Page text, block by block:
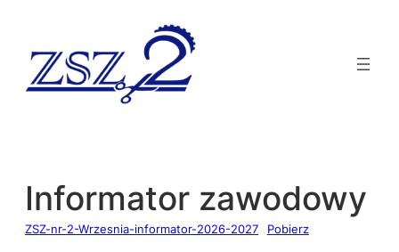
Informator zawodowy
ZSZ-nr-2-Wrzesnia-informator-2026-2027 Pobierz